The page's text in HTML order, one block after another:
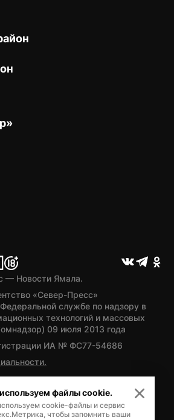
— Новости Ямала.
«Север-Пресс»
службе по надзору в
технологий и массовых
09 июля 2013 года
ИА № ФС77-54686
А.Л. Поздеев
внутренней политики Ямало-
файлы cookie.
cookie-файлы и сервис
чтобы запомнить ваши